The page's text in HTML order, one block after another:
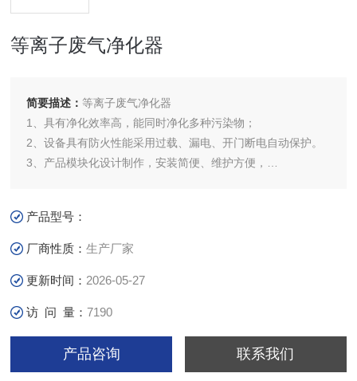
等离子废气净化器
简要描述： 等离子废气净化器
1、具有净化效率高，能同时净化多种污染物；
2、设备具有防火性能采用过载、漏电、开门断电自动保护。
3、产品模块化设计制作，安装简便、维护方便，
产品型号：
厂商性质：生产厂家
更新时间： 2026-05-27
访 问 量：7190
产品咨询 联系我们